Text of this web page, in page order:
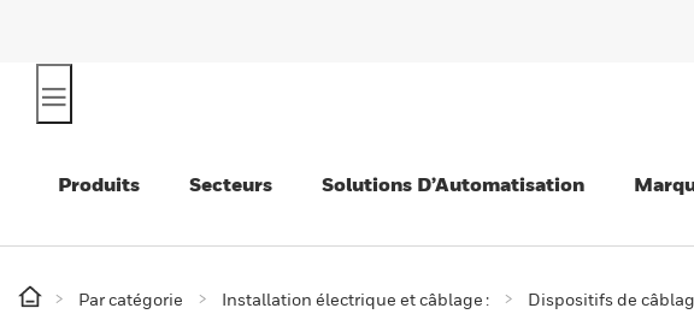
Produits Secteurs Solutions D’Automatisation
Par catégorie Installation électrique et câblage : Dispositifs de